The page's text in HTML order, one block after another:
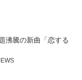
沸騰の新曲「恋する